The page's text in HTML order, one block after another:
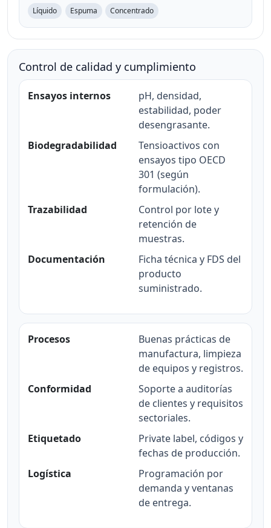
Líquido Espuma Concentrado
Control de calidad y cumplimiento
Ensayos internos
pH, densidad,
estabilidad, poder
desengrasante.
Biodegradabilidad
Tensioactivos con
ensayos tipo OECD
301 (según
formulación).
Trazabilidad
Control por lote y
retención de
muestras.
Documentación
Ficha técnica y FDS del
producto
suministrado.
Procesos
Buenas prácticas de
manufactura, limpieza
de equipos y registros.
Conformidad
Soporte a auditorías
de clientes y requisitos
sectoriales.
Etiquetado
Private label, códigos y
fechas de producción.
Logística
Programación por
demanda y ventanas
de entrega.